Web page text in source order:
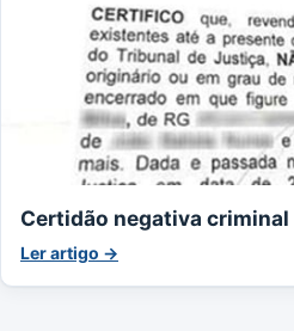
Certidão negativa criminal
Ler artigo →